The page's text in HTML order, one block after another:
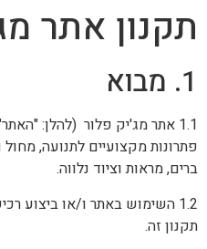
תקנון אתר
1. מבוא
1.1 אתר מג'יק פלור (להלן:
פתרונות מקצועיים לתנועה,
ברים, מראות וציוד נלווה.
1.2 השימוש באתר ו/או ביצוע
תקנון זה.